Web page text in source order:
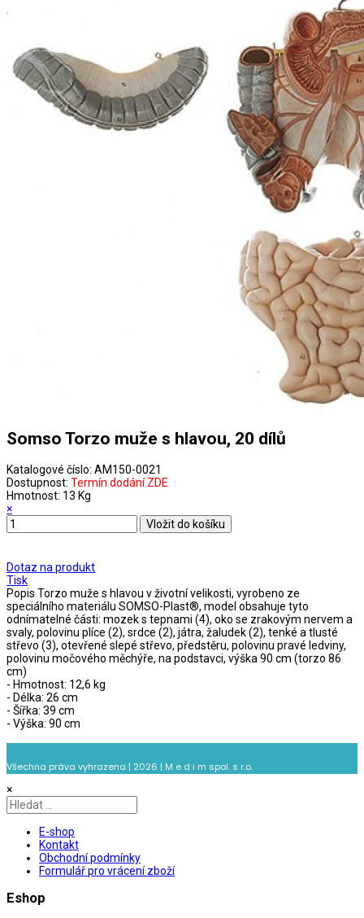
Somso Torzo muže s hlavou, 20 dílů
Katalogové číslo: AM150-0021
Dostupnost: Termín dodání ZDE
Hmotnost: 13 Kg
×
Dotaz na produkt
Tisk
Popis Torzo muže s hlavou v životní velikosti, vyrobeno ze
speciálního materiálu SOMSO-Plast®, model obsahuje tyto
odnímatelné části: mozek s tepnami (4), oko se zrakovým nervem a
svaly, polovinu plíce (2), srdce (2), játra, žaludek (2), tenké a tlusté
střevo (3), otevřené slepé střevo, předstěru, polovinu pravé ledviny,
polovinu močového měchýře, na podstavci, výška 90 cm (torzo 86
cm)
- Hmotnost: 12,6 kg
- Délka: 26 cm
- Šířka: 39 cm
- Výška: 90 cm
Všechna práva vyhrazena | 2026 | M e d i m spol. s r.o.
×
E-shop
Kontakt
Obchodní podmínky
Formulář pro vrácení zboží
Eshop